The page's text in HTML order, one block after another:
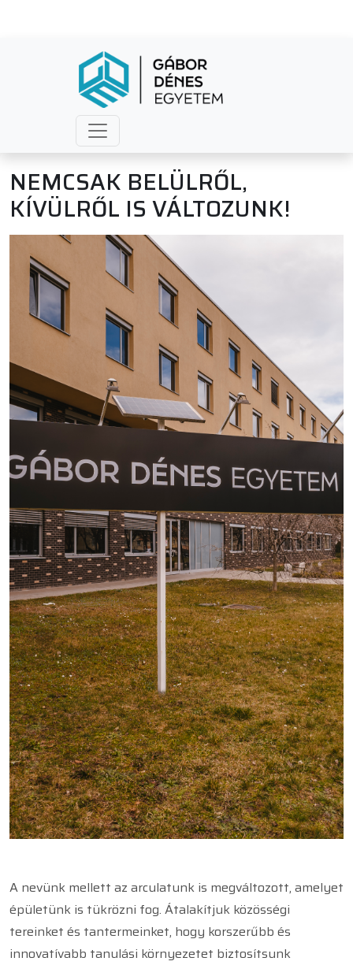
NEMCSAK BELÜLRŐL,
KÍVÜLRŐL IS VÁLTOZUNK!
A nevünk mellett az arculatunk is megváltozott, amelyet
épületünk is tükrözni fog. Átalakítjuk közösségi
tereinket és tantermeinket, hogy korszerűbb és
innovatívabb tanulási környezetet biztosítsunk